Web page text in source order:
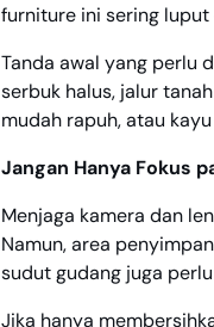
furniture ini sering
Tanda awal yang perlu
serbuk halus, jalur
mudah rapuh, atau
Jangan Hanya Fokus
Menjaga kamera dan
Namun, area
sudut gudang juga
Jika hanya